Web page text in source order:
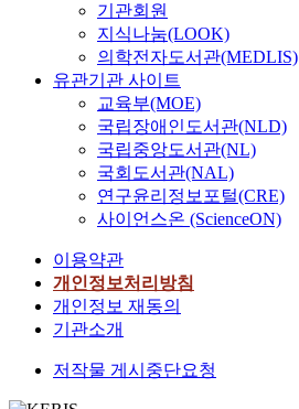
기관회원
지식나눔(LOOK)
의학전자도서관(MEDLIS)
유관기관 사이트
교육부(MOE)
국립장애인도서관(NLD)
국립중앙도서관(NL)
국회도서관(NAL)
연구윤리정보포털(CRE)
사이언스온 (ScienceON)
이용약관
개인정보처리방침
개인정보 재동의
기관소개
저작물 게시중단요청